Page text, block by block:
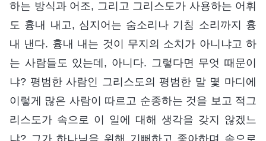
하는 방식과 어조, 그리고 그리스도가 사용하는 어휘
도 흉내 내고, 심지어는 숨소리나 기침 소리까지 흉
내 낸다. 흉내 내는 것이 무지의 소치가 아니냐고 하
는 사람들도 있는데, 아니다. 그렇다면 무엇 때문이
냐? 평범한 사람인 그리스도의 평범한 말 몇 마디에
이렇게 많은 사람이 따르고 순종하는 것을 보고 적그
리스도가 속으로 이 일에 대해 생각을 갖지 않겠느
냐? 그가 하나님을 위해 기뻐하고 좋아하며 속으로